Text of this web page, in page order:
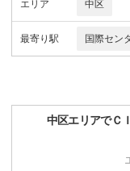
エリア 中区
最寄り駅 国際セン
中区エリアでＣ